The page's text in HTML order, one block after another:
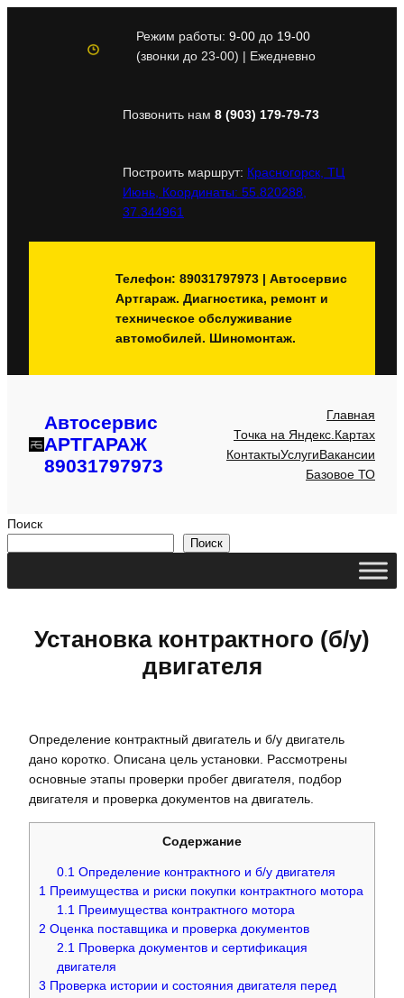
содержимому
Режим работы: 9-00до 19-00
(звонки до 23-00) | Ежедневно
Позвонить нам 8 (903) 179-79-73
Построить маршрут: Красногорск, ТЦ
Июнь, Координаты: 55.820288,
37.344961
Телефон: 89031797973 | Автосервис
Артгараж. Диагностика, ремонт и
техническое обслуживание
автомобилей. Шиномонтаж.
Автосервис
АРТГАРАЖ
89031797973
Главная
Точка на Яндекс.Картах
КонтактыУслугиВакансии
Базовое ТО
Поиск
Поиск
Установка контрактного (б/у)
двигателя
Определение контрактный двигатель и б/у двигатель
дано коротко. Описана цель установки. Рассмотрены
основные этапы проверки пробег двигателя, подбор
двигателя и проверка документов на двигатель.
Содержание
0.1 Определение контрактного и б/у двигателя
1 Преимущества и риски покупки контрактного мотора
1.1 Преимущества контрактного мотора
2 Оценка поставщика и проверка документов
2.1 Проверка документов и сертификация
двигателя
3 Проверка истории и состояния двигателя перед